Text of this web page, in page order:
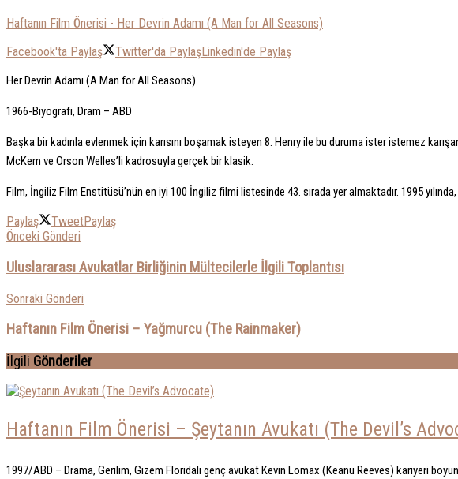
Haftanın Film Önerisi - Her Devrin Adamı (A Man for All Seasons)
Facebook'ta Paylaş
Twitter'da PaylaşLinkedin'de Paylaş
Her Devrin Adamı (A Man for All Seasons)
1966-Biyografi, Dram – ABD
Başka bir kadınla evlenmek için karısını boşamak isteyen 8. Henry ile bu duruma ister istemez
McKern ve Orson Welles’li kadrosuyla gerçek bir klasik.
Film, İngiliz Film Enstitüsü’nün en iyi 100 İngiliz filmi listesinde 43. sırada yer almaktadır. 1995
Paylaş TweetPaylaş
Önceki Gönderi
Uluslararası Avukatlar Birliğinin Mültecilerle İlgili Toplantısı
Sonraki Gönderi
Haftanın Film Önerisi – Yağmurcu (The Rainmaker)
İlgili Gönderiler
Haftanın Film Önerisi – Şeytanın Avukatı (The Devil’s
1997/ABD – Drama, Gerilim, Gizem Floridalı genç avukat Kevin Lomax (Keanu Reeves) kariyeri